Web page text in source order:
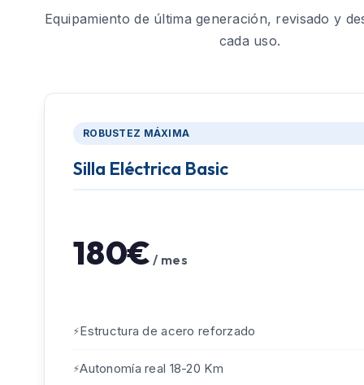
Equipamiento de última generación, revisado y
cada uso.
ROBUSTEZ MÁXIMA
Silla Eléctrica Basic
180€ / mes
Estructura de acero reforzado
Autonomía real 18-20 Km